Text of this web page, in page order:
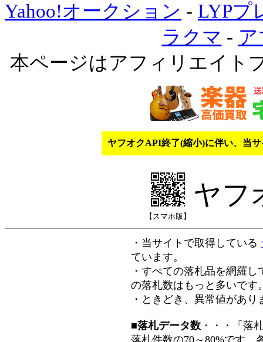
Yahoo!オークション - LYPプ
ラクマ -
本ページはアフィリエイト
ヤフオクAPI終了(縮小)に伴い、当
【スマホ版】
ヤフ
・当サイトで取得している
ています。
・すべての落札品を網羅
の落札数はもっと多いです
・ときどき、異常値があ
■落札データ数 ・・・「落
落札件数の70～80%です。